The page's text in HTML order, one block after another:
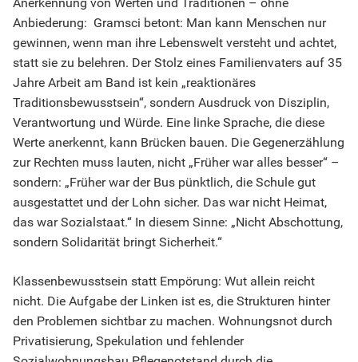
Anbiederung: Gramsci betont: Man kann Menschen nur
gewinnen, wenn man ihre Lebenswelt versteht und achtet,
statt sie zu belehren. Der Stolz eines Familienvaters auf 35
Jahre Arbeit am Band ist kein „reaktionäres
Traditionsbewusstsein“, sondern Ausdruck von Disziplin,
Verantwortung und Würde. Eine linke Sprache, die diese
Werte anerkennt, kann Brücken bauen. Die Gegenerzählung
zur Rechten muss lauten, nicht „Früher war alles besser“ –
sondern: „Früher war der Bus pünktlich, die Schule gut
ausgestattet und der Lohn sicher. Das war nicht Heimat,
das war Sozialstaat.“ In diesem Sinne: „Nicht Abschottung,
sondern Solidarität bringt Sicherheit.“
Klassenbewusstsein statt Empörung: Wut allein reicht
nicht. Die Aufgabe der Linken ist es, die Strukturen hinter
den Problemen sichtbar zu machen. Wohnungsnot durch
Privatisierung, Spekulation und fehlender